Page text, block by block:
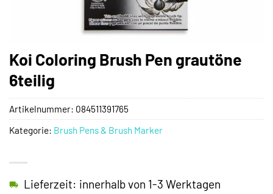
Koi Coloring Brush Pen grautöne
6teilig
Lieferzeit: innerhalb von 1-3 Werktagen
Artikelnummer: 084511391765
Kategorie: Brush Pens & Brush Marker